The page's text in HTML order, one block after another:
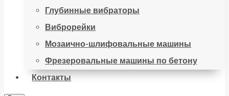
Глубинные вибраторы
Виброрейки
Мозаично-шлифовальные машины
Фрезеровальные машины по бетону
Контакты